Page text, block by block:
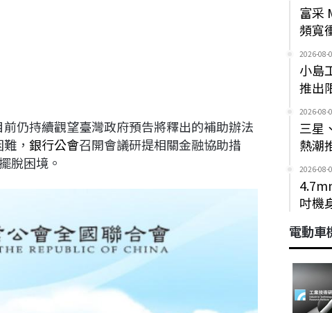
仍持續觀望臺灣政府預告將釋出的補助辦法
， 銀行公會召開會議研提相關金融協助措
脫困境。
富采
頻寬
2026-08-
小島
推出
2026-08-
三星
熱潮
2026-08-
吋機
電動車